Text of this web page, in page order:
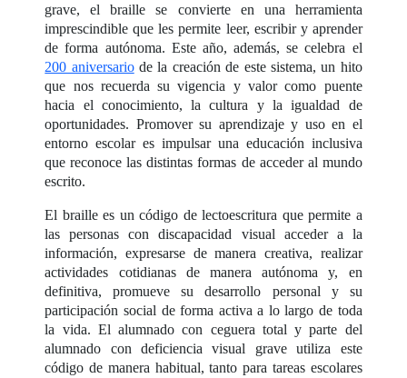
grave, el braille se convierte en una herramienta
imprescindible que les permite leer, escribir y aprender
de forma autónoma. Este año, además, se celebra el
200 aniversariode la creación de este sistema, un hito
que nos recuerda su vigencia y valor como puente
hacia el conocimiento, la cultura y la igualdad de
oportunidades. Promover su aprendizaje y uso en el
entorno escolar es impulsar una educación inclusiva
que reconoce las distintas formas de acceder al mundo
escrito.
El braille es un código de lectoescritura que permite a
las personas con discapacidad visual acceder a la
información, expresarse de manera creativa, realizar
actividades cotidianas de manera autónoma y, en
definitiva, promueve su desarrollo personal y su
participación social de forma activa a lo largo de toda
la vida. El alumnado con ceguera total y parte del
alumnado con deficiencia visual grave utiliza este
código de manera habitual, tanto para tareas escolares